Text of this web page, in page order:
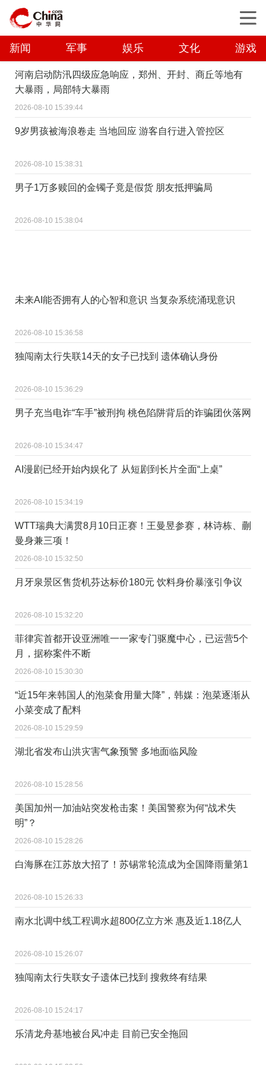
新闻 军事 娱乐 文化 游戏
河南启动防汛四级应急响应，郑州、开封、商丘等地有
大暴雨，局部特大暴雨
2026-08-10 15:39:44
9岁男孩被海浪卷走 当地回应 游客自行进入管控区
2026-08-10 15:38:31
男子1万多赎回的金镯子竟是假货 朋友抵押骗局
2026-08-10 15:38:04
未来AI能否拥有人的心智和意识 当复杂系统涌现意识
2026-08-10 15:36:58
独闯南太行失联14天的女子已找到 遗体确认身份
2026-08-10 15:36:29
男子充当电诈“车手”被刑拘 桃色陷阱背后的诈骗团伙落网
2026-08-10 15:34:47
AI漫剧已经开始内娱化了 从短剧到长片全面“上桌”
2026-08-10 15:34:19
WTT瑞典大满贯8月10日正赛！王曼昱参赛，林诗栋、蒯
曼身兼三项！
2026-08-10 15:32:50
月牙泉景区售货机芬达标价180元 饮料身价暴涨引争议
2026-08-10 15:32:20
菲律宾首都开设亚洲唯一一家专门驱魔中心，已运营5个
月，据称案件不断
2026-08-10 15:30:30
“近15年来韩国人的泡菜食用量大降”，韩媒：泡菜逐渐从
小菜变成了配料
2026-08-10 15:29:59
湖北省发布山洪灾害气象预警 多地面临风险
2026-08-10 15:28:56
美国加州一加油站突发枪击案！美国警察为何“战术失
明”？
2026-08-10 15:28:26
白海豚在江苏放大招了！苏锡常轮流成为全国降雨量第1
2026-08-10 15:26:33
南水北调中线工程调水超800亿立方米 惠及近1.18亿人
2026-08-10 15:26:07
独闯南太行失联女子遗体已找到 搜救终有结果
2026-08-10 15:24:17
乐清龙舟基地被台风冲走 目前已安全拖回